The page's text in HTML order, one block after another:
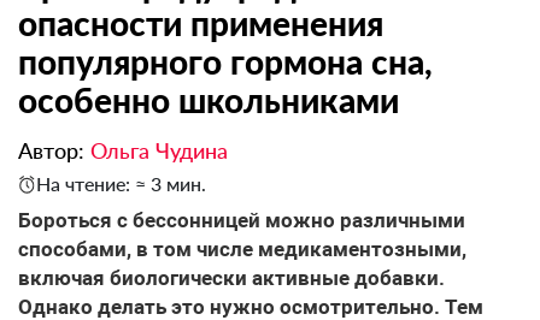
опасности применения
популярного гормона сна,
особенно школьниками
Автор: Ольга Чудина
На чтение: ≈ 3 мин.
Бороться с бессонницей можно различными
способами, в том числе медикаментозными,
включая биологически активные добавки.
Однако делать это нужно осмотрительно. Тем